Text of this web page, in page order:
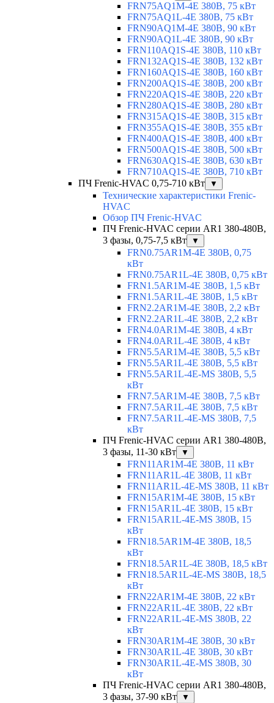
FRN75AQ1M-4E 380В, 75 кВт
FRN75AQ1L-4E 380В, 75 кВт
FRN90AQ1M-4E 380В, 90 кВт
FRN90AQ1L-4E 380В, 90 кВт
FRN110AQ1S-4E 380В, 110 кВт
FRN132AQ1S-4E 380В, 132 кВт
FRN160AQ1S-4E 380В, 160 кВт
FRN200AQ1S-4E 380В, 200 кВт
FRN220AQ1S-4E 380В, 220 кВт
FRN280AQ1S-4E 380В, 280 кВт
FRN315AQ1S-4E 380В, 315 кВт
FRN355AQ1S-4E 380В, 355 кВт
FRN400AQ1S-4E 380В, 400 кВт
FRN500AQ1S-4E 380В, 500 кВт
FRN630AQ1S-4E 380В, 630 кВт
FRN710AQ1S-4E 380В, 710 кВт
ПЧ Frenic-HVAC 0,75-710 кВт
▼
Технические характеристики Frenic-
HVAC
Обзор ПЧ Frenic-HVAC
ПЧ Frenic-HVAC серии AR1 380-480В,
3 фазы, 0,75-7,5 кВт
▼
FRN0.75AR1M-4E 380В, 0,75
кВт
FRN0.75AR1L-4E 380В, 0,75 кВт
FRN1.5AR1M-4E 380В, 1,5 кВт
FRN1.5AR1L-4E 380В, 1,5 кВт
FRN2.2AR1M-4E 380В, 2,2 кВт
FRN2.2AR1L-4E 380В, 2,2 кВт
FRN4.0AR1M-4E 380В, 4 кВт
FRN4.0AR1L-4E 380В, 4 кВт
FRN5.5AR1M-4E 380В, 5,5 кВт
FRN5.5AR1L-4E 380В, 5,5 кВт
FRN5.5AR1L-4E-MS 380В, 5,5
кВт
FRN7.5AR1M-4E 380В, 7,5 кВт
FRN7.5AR1L-4E 380В, 7,5 кВт
FRN7.5AR1L-4E-MS 380В, 7,5
кВт
ПЧ Frenic-HVAC серии AR1 380-480В,
3 фазы, 11-30 кВт
▼
FRN11AR1M-4E 380В, 11 кВт
FRN11AR1L-4E 380В, 11 кВт
FRN11AR1L-4E-MS 380В, 11 кВт
FRN15AR1M-4E 380В, 15 кВт
FRN15AR1L-4E 380В, 15 кВт
FRN15AR1L-4E-MS 380В, 15
кВт
FRN18.5AR1M-4E 380В, 18,5
кВт
FRN18.5AR1L-4E 380В, 18,5 кВт
FRN18.5AR1L-4E-MS 380В, 18,5
кВт
FRN22AR1M-4E 380В, 22 кВт
FRN22AR1L-4E 380В, 22 кВт
FRN22AR1L-4E-MS 380В, 22
кВт
FRN30AR1M-4E 380В, 30 кВт
FRN30AR1L-4E 380В, 30 кВт
FRN30AR1L-4E-MS 380В, 30
кВт
ПЧ Frenic-HVAC серии AR1 380-480В,
3 фазы, 37-90 кВт
▼